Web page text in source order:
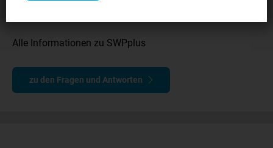
SWPplus
Alle Informationen zu SWPplus
zu den Fragen und Antworten